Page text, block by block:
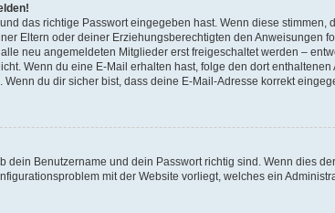
das richtige Passwort eingegeben hast. Wenn diese stimmen,
Eltern oder deiner Erziehungsberechtigten den Anweisungen
neu angemeldeten Mitglieder erst freigeschaltet werden –
Wenn du eine E-Mail erhalten hast, folge den dort
du dir sicher bist, dass deine E-Mail-Adresse korrekt
dein Benutzername und dein Passwort richtig sind. Wenn dies
mit der Website vorliegt, welches ein